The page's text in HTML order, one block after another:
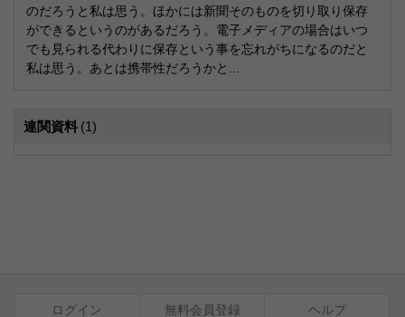
のだろうと私は思う。ほかには新聞そのものを切り取り保存
ができるというのがあるだろう。電子メディアの場合はいつ
でも見られる代わりに保存という事を忘れがちになるのだと
私は思う。あとは携帯性だろうかと...
連関資料 (1)
ログイン 無料会員登録 ヘルプ